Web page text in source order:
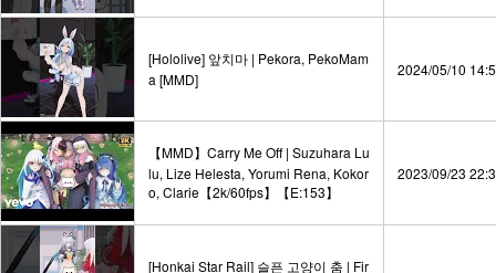
[Hololive] 앞치마 | Pekora, PekoMam
a [MMD]
2024/05/10
【MMD】Carry Me Off | Suzuhara Lu
lu, Lize Helesta, Yorumi Rena, Kokor
o, Clarie【2k/60fps】【E:153】
2023/09/23
[Honkai Star Rail] 슬픈 고양이 춤 | Fir